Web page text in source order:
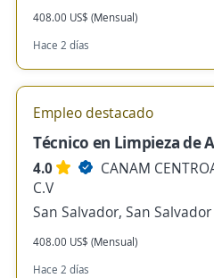
408.00 US$ (Mensual)
Hace 2 días
Empleo destacado
Técnico en Limpieza de
4.0
CANAM
C.V
San Salvador, San Salvador
408.00 US$ (Mensual)
Hace 2 días